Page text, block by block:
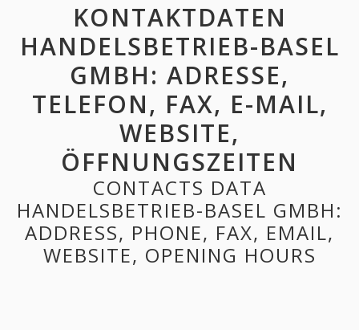
KONTAKTDATEN
HANDELSBETRIEB-BASEL
GMBH: ADRESSE,
TELEFON, FAX, E-MAIL,
WEBSITE,
ÖFFNUNGSZEITEN
CONTACTS DATA
HANDELSBETRIEB-BASEL GMBH:
ADDRESS, PHONE, FAX, EMAIL,
WEBSITE, OPENING HOURS